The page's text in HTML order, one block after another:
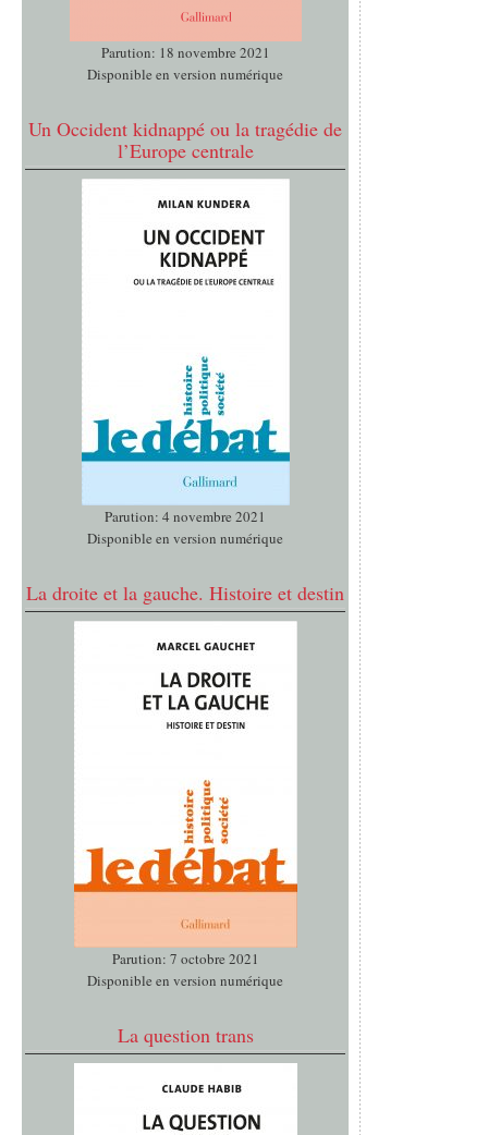
Parution: 18 novembre 2021
Disponible en version numérique
Un Occident kidnappé ou la tragédie de
l’Europe centrale
Parution: 4 novembre 2021
Disponible en version numérique
La droite et la gauche. Histoire et destin
Parution: 7 octobre 2021
Disponible en version numérique
La question trans